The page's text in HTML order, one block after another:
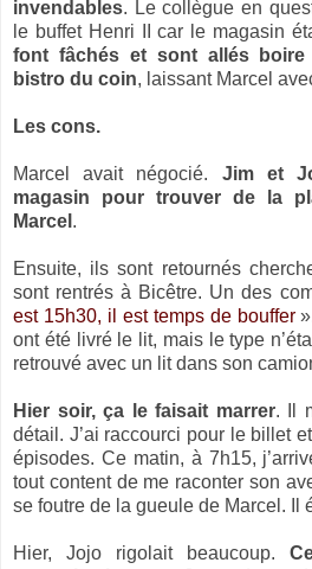
invendables. Le collègue en
le buffet Henri II car le magasin
font fâchés et sont allés
bistro du coin, laissant Marcel
Les cons.
Marcel avait négocié. Jim et
magasin pour trouver de la
Marcel .
Ensuite, ils sont retournés
sont rentrés à Bicêtre. Un des
est 15h30, il est temps de bouffer
ont été livré le lit, mais le type
retrouvé avec un lit dans son
Hier soir, ça le faisait marrer. Il
détail. J’ai raccourci pour le billet
épisodes. Ce matin, à 7h15,
tout content de me raconter son
se foutre de la gueule de Marcel. Il
Hier, Jojo rigolait beaucoup.